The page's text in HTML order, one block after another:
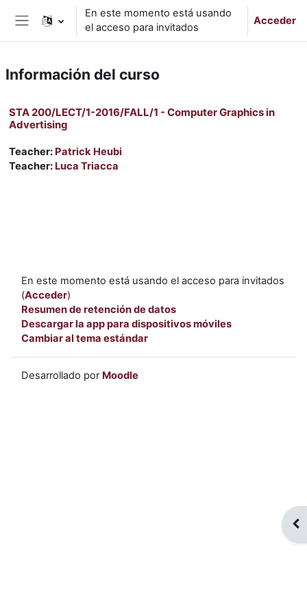
Salta al contenido principal
Panel lateral
En este momento está usando
el acceso para invitados
Acceder
Información del curso
STA 200/LECT/1-2016/FALL/1 - Computer Graphics in
Advertising
Teacher: Patrick Heubi
Teacher: Luca Triacca
En este momento está usando el acceso para invitados
(Acceder)
Resumen de retención de datos
Descargar la app para dispositivos móviles
Cambiar al tema estándar
Desarrollado por Moodle